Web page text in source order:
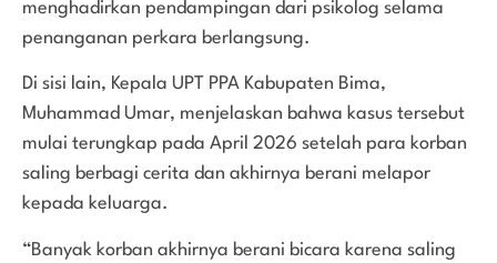
menghadirkan pendampingan dari psikolog selama
penanganan perkara berlangsung.
Di sisi lain, Kepala UPT PPA Kabupaten Bima,
Muhammad Umar, menjelaskan bahwa kasus tersebut
mulai terungkap pada April 2026 setelah para korban
saling berbagi cerita dan akhirnya berani melapor
kepada keluarga.
“Banyak korban akhirnya berani bicara karena saling